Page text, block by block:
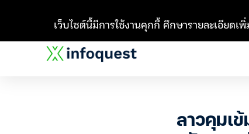
ลาวคุมเ
เว็บไซต์นี้มีการใช้งานคุกกี้ ศึกษารายละเอียดเ